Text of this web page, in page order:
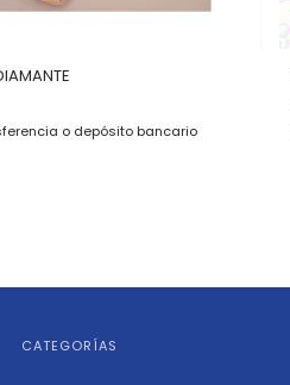
o depósito bancario
CATEGORÍAS